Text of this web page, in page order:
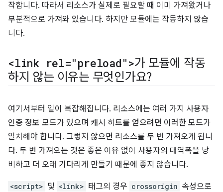
작합니다. 따라서 리소스가 실제로 필요할 때 이미 가져왔거나
부분적으로 가져와 있습니다. 하지만 모듈에는 작동하지 않습
니다.
<link rel="preload">가 모듈에 작동
하지 않는 이유는 무엇인가요?
여기서부터 일이 복잡해집니다. 리소스에는 여러 가지 사용자
인증 정보 모드가 있으며 캐시 히트를 얻으려면 이러한 모드가
일치해야 합니다. 그렇지 않으면 리소스를 두 번 가져오게 됩니
다. 두 번 가져오는 것은 좋은 이유 없이 사용자의 대역폭을 낭
비하고 더 오래 기다리게 만들기 때문에 좋지 않습니다.
<script> 및 <link> 태그의 경우 crossorigin 속성으로